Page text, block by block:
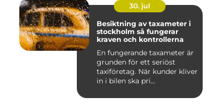
30. jul
Besiktning av taxameter i
stockholm så fungerar
kraven och kontrollerna
En fungerande taxameter är
grunden för ett seriöst
taxiföretag. När kunder kliver
in i bilen ska pri...